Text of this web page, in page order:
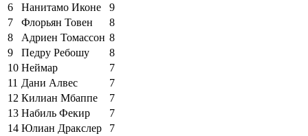
6
Нанитамо Иконе
9
7
Флорьян Товен
8
8
Адриен Томассон 8
9
Педру Ребошу
8
10 Неймар
7
11 Дани Алвес
7
12 Килиан Мбаппе
7
13 Набиль Фекир
7
14 Юлиан Дракслер
7